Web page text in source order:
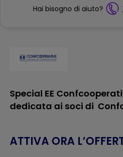
Hai bisogno di aiuto?
Special EE
dedicata ai soci di
ATTIVA ORA